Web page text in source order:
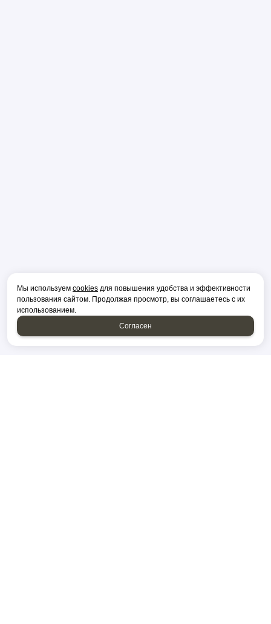
Мы используем cookies для повышения удобства и эффективности
пользования сайтом. Продолжая просмотр, вы соглашаетесь с их
использованием.
Согласен